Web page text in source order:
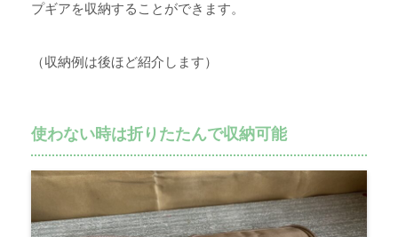
プギアを収納することができます。
（収納例は後ほど紹介します）
使わない時は折りたたんで収納可能